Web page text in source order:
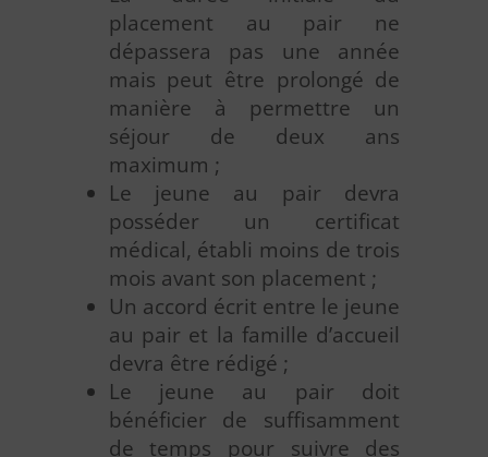
placement au pair ne
dépassera pas une année
mais peut être prolongé de
manière à permettre un
séjour de deux ans
maximum ;
Le jeune au pair devra
posséder un certificat
médical, établi moins de trois
mois avant son placement ;
Un accord écrit entre le jeune
au pair et la famille d’accueil
devra être rédigé ;
Le jeune au pair doit
bénéficier de suffisamment
de temps pour suivre des